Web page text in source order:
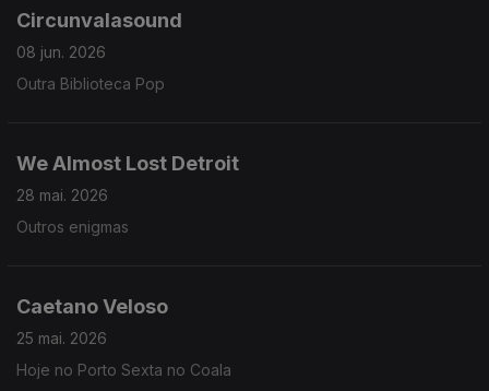
Circunvalasound
08 jun. 2026
Outra Biblioteca Pop
We Almost Lost Detroit
28 mai. 2026
Outros enigmas
Caetano Veloso
25 mai. 2026
Hoje no Porto Sexta no Coala